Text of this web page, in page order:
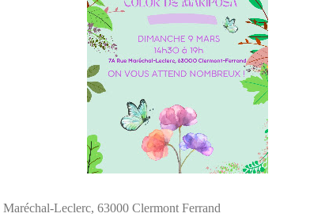
Leclerc, 63000 Clermont Ferrand